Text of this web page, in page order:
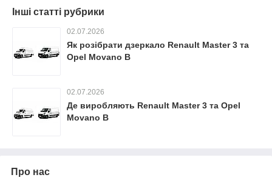
Інші статті рубрики
02.07.2026
Як розібрати дзеркало Renault Master 3 та
Opel Movano B
02.07.2026
Де виробляють Renault Master 3 та Opel
Movano B
Про нас